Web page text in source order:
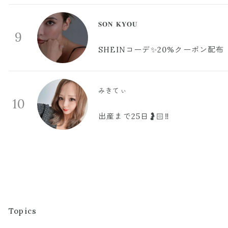
9
𝐒𝐎𝐍 𝐊𝐘𝐎𝐔
SHEINコーデ✨20%クーポン配布
10
みきてぃ
出産まで25日🤰🏻‼️
Topics